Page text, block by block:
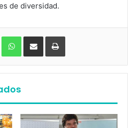
de diversidad.
LinkedIn WhatsApp